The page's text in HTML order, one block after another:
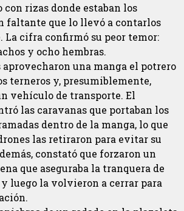
con rizas donde estaban los
faltante que lo llevó a contarlos
La cifra confirmó su peor temor:
y ocho hembras.
una manga el potrero
terneros y, presumiblemente,
vehículo de transporte. El
las caravanas que portaban los
dentro de la manga, lo que
las retiraron para evitar su
constató que forzaron un
que aseguraba la tranquera de
luego la volvieron a cerrar para